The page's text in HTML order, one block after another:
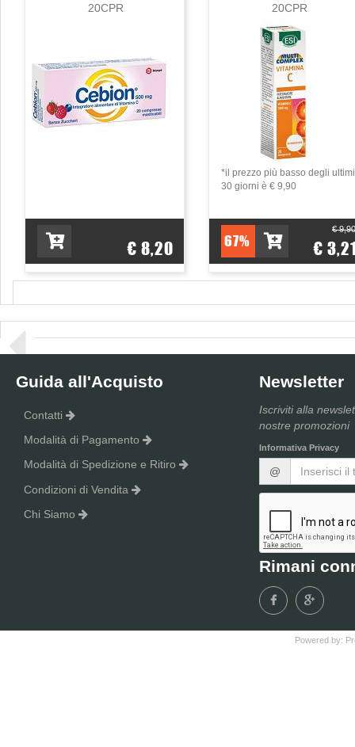
20CPR
€ 8,20
20CPR
*il prezzo più basso degli ultimi
30 giorni è € 9,90
67%
€ 9,90
€
Guida all'Acquisto
Contatti
Modalità di Pagamento
Modalità di Spedizione e Ritiro
Condizioni di Vendita
Chi Siamo
Newsletter
Iscriviti alla
nostre promozioni
Informativa Privacy
@
Rimani
Powered by: